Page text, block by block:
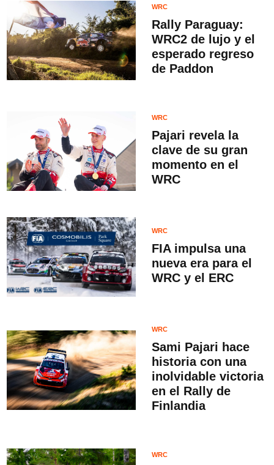
WRC
Rally Paraguay:
WRC2 de lujo y el
esperado regreso
de Paddon
WRC
Pajari revela la
clave de su gran
momento en el
WRC
WRC
FIA impulsa una
nueva era para el
WRC y el ERC
WRC
Sami Pajari hace
historia con una
inolvidable victoria
en el Rally de
Finlandia
WRC